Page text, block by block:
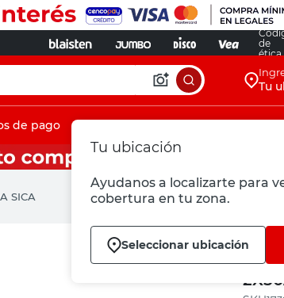
de
ética
Tu
Tu ubicación
Ayudanos a localizarte para
cobertura en tu zona.
Seleccionar ubicación
de pago
SICA
SICA